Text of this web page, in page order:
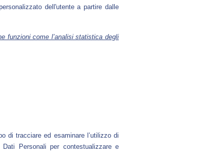
dell'utente a partire dalle
funzioni come l’analisi statistica degli
di tracciare ed esaminare l’utilizzo di
Personali per contestualizzare e